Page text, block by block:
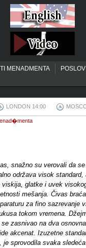
MENADMENTA
LONDON 14:00
snažno su verovali da
održava visok standard,
glatke i uvek
mešanja. Čivas
za fino sazrevanje
tokom vremena.
zasnivao na dva osnovna
akcenat. Izuzetne
je sprovodila svaka sledeća